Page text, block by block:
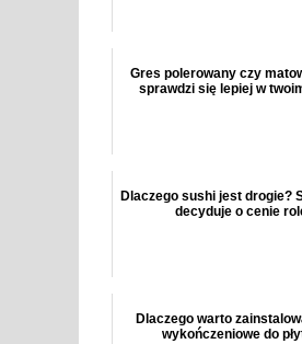
Gres polerowany czy
sprawdzi się lepiej w
Dlaczego sushi jest drogie?
decyduje o cenie
Dlaczego warto
wykończeniowe do